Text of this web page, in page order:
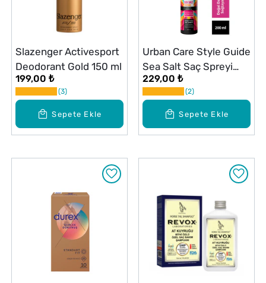
Sepete Ekle
Slazenger Activesport
Deodorant Gold 150 ml
199,00 ₺
3
Sepete Ekle
Urban Care Style Guide
Sea Salt Saç Spreyi
200 ml
229,00 ₺
2